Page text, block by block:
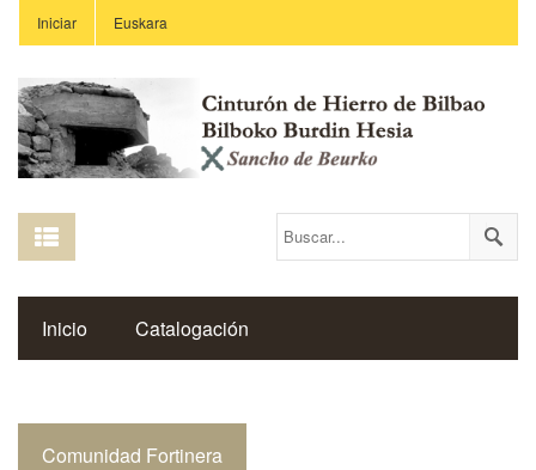
Iniciar Euskara
Inicio Catalogación
Comunidad Fortinera